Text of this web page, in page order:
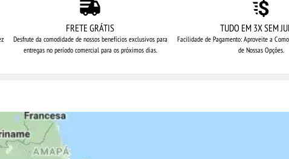
FRETE GRÁTIS
Desfrute da comodidade de nossosbenefícios exclusivos para
entregas no período comercial para os próximos dias.
TUDO EM 3X SEM
Facilidade de Pagamento: Aproveitea
de Nossas Opções.